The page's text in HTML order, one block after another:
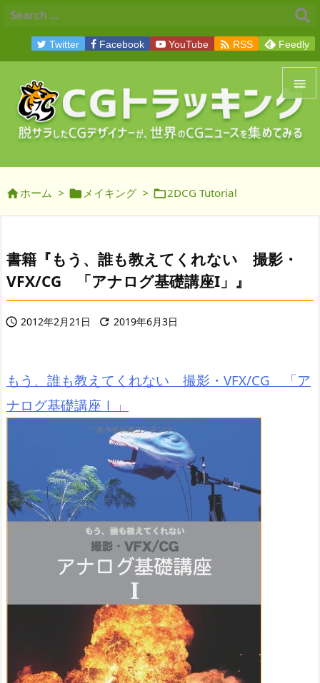


メニュ
前へ
Twitter Facebook YouTube  RSS Feedly
ホーム >  メイキング > 2DCG Tutorial
書籍『もう、誰も教えてくれない 撮影・
VFX/CG 「アナログ基礎講座I」』
 2012年2月21日  2019年6月3日
もう、誰も教えてくれない 撮影・VFX/CG 「ア
ナログ基礎講座Ⅰ」